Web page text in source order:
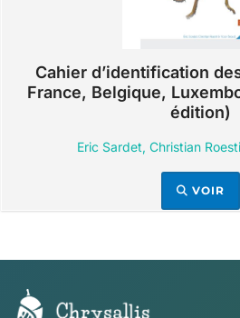
Cahier d’identification
France, Belgique,
édition)
Eric Sardet, Christian
VOIR